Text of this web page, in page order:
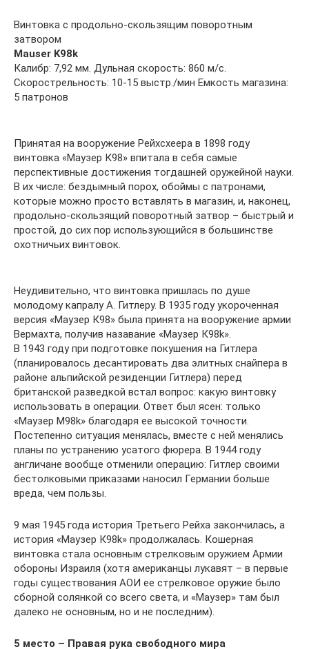
Винтовка с продольно-скользящим поворотным
затвором
Mauser K98k
Калибр: 7,92 мм. Дульная скорость: 860 м/с.
Скорострельность: 10-15 выстр./мин Емкость магазина:
5 патронов
Принятая на вооружение Рейхсхеера в 1898 году
винтовка «Маузер К98» впитала в себя самые
перспективные достижения тогдашней оружейной науки.
В их числе: бездымный порох, обоймы с патронами,
которые можно просто вставлять в магазин, и, наконец,
продольно-скользящий поворотный затвор – быстрый и
простой, до сих пор использующийся в большинстве
охотничьих винтовок.
Неудивительно, что винтовка пришлась по душе
молодому капралу А. Гитлеру. В 1935 году укороченная
версия «Маузер К98» была принята на вооружение армии
Вермахта, получив назавание «Маузер К98k».
В 1943 году при подготовке покушения на Гитлера
(планировалось десантировать два элитных снайпера в
районе альпийской резиденции Гитлера) перед
британской разведкой встал вопрос: какую винтовку
использовать в операции. Ответ был ясен: только
«Маузер М98k» благодаря ее высокой точности.
Постепенно ситуация менялась, вместе с ней менялись
планы по устранению усатого фюрера. В 1944 году
англичане вообще отменили операцию: Гитлер своими
бестолковыми приказами наносил Германии больше
вреда, чем пользы.
9 мая 1945 года история Третьего Рейха закончилась, а
история «Маузер К98k» продолжалась. Кошерная
винтовка стала основным стрелковым оружием Армии
обороны Израиля (хотя американцы лукавят – в первые
годы существования АОИ ее стрелковое оружие было
сборной солянкой со всего света, и «Маузер» там был
далеко не основным, но и не последним).
5 место – Правая рука свободного мира